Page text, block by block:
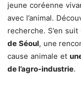
jeune coréenne
avec l’animal.
recherche. S’en suit
de Séoul, une
cause animale et
de l’agro-industrie.